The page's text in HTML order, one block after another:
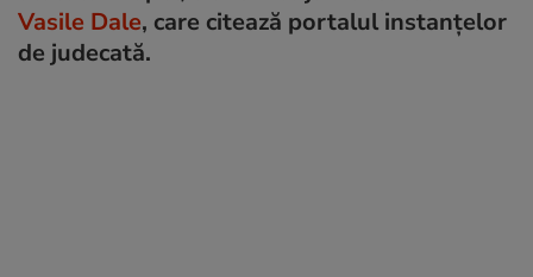
Vasile Dale, care citează portalul instanțelor
de judecată.